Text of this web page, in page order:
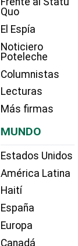
Quo
El Espía
Noticiero
Poteleche
Columnistas
Lecturas
Más firmas
MUNDO
Estados Unidos
América Latina
Haití
España
Europa
Canadá